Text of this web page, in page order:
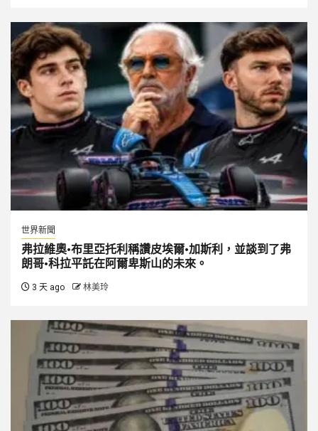
世界新聞
弗拉維奧·布里亞托利稱讚皮埃爾·加斯利，並談到了弗
朗哥·科拉平託在阿爾卑斯山的未來。
3 天 ago 林美玲